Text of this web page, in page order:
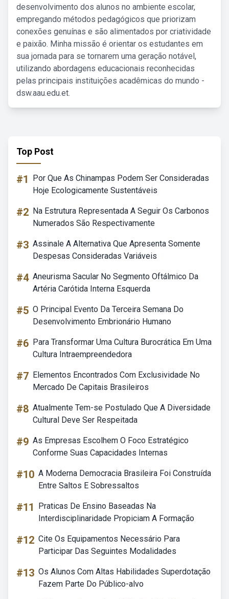
desenvolvimento dos alunos no ambiente escolar,
empregando métodos pedagógicos que priorizam
conexões genuínas e são alimentados por criatividade
e paixão. Minha missão é orientar os estudantes em
sua jornada para se tornarem uma geração notável,
utilizando abordagens educacionais reconhecidas
pelas principais instituições acadêmicas do mundo -
dsw.aau.edu.et.
Top Post
#1
Por Que As Chinampas Podem Ser Consideradas
Hoje Ecologicamente Sustentáveis
#2 Na Estrutura Representada A Seguir Os Carbonos
Numerados São Respectivamente
#3 Assinale A Alternativa Que Apresenta Somente
Despesas Consideradas Variáveis
#4 Aneurisma Sacular No Segmento Oftálmico Da
Artéria Carótida Interna Esquerda
#5 O Principal Evento Da Terceira Semana Do
Desenvolvimento Embrionário Humano
#6 Para Transformar Uma Cultura Burocrática Em Uma
Cultura Intraempreendedora
#7 Elementos Encontrados Com Exclusividade No
Mercado De Capitais Brasileiros
#8 Atualmente Tem-se Postulado Que A Diversidade
Cultural Deve Ser Respeitada
#9 As Empresas Escolhem O Foco Estratégico
Conforme Suas Capacidades Internas
#10 A Moderna Democracia Brasileira Foi Construída
Entre Saltos E Sobressaltos
#11
Praticas De Ensino Baseadas Na
Interdisciplinaridade Propiciam A Formação
#12 Cite Os Equipamentos Necessário Para
Participar Das Seguintes Modalidades
#13 Os Alunos Com Altas Habilidades Superdotação
Fazem Parte Do Público-alvo